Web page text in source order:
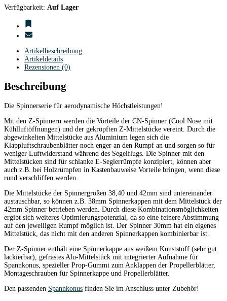
Verfügbarkeit: Auf Lager
Artikelbeschreibung
Artikeldetails
Rezensionen (0)
Beschreibung
Die Spinnerserie für aerodynamische Höchstleistungen!
Mit den Z-Spinnern werden die Vorteile der CN-Spinner (Cool Nose mit
Kühlluftöffnungen) und der gekröpften Z-Mittelstücke vereint. Durch die
abgewinkelten Mittelstücke aus Aluminium legen sich die
Klappluftschraubenblätter noch enger an den Rumpf an und sorgen so für
weniger Luftwiderstand während des Segelflugs. Die Spinner mit den
Mittelstücken sind für schlanke E-Seglerrümpfe konzipiert, können aber
auch z.B. bei Holzrümpfen in Kastenbauweise Vorteile bringen, wenn diese
rund verschliffen werden.
Die Mittelstücke der Spinnergrößen 38,40 und 42mm sind untereinander
austauschbar, so können z.B. 38mm Spinnerkappen mit dem Mittelstück der
42mm Spinner betrieben werden. Durch diese Kombinationsmöglichkeiten
ergibt sich weiteres Optimierungspotenzial, da so eine feinere Abstimmung
auf den jeweiligen Rumpf möglich ist. Der Spinner 30mm hat ein eigenes
Mittelstück, das nicht mit den anderen Spinnerkappen kombinierbar ist.
Der Z-Spinner enthält eine Spinnerkappe aus weißem Kunststoff (sehr gut
lackierbar), gefrästes Alu-Mittelstück mit integrierter Aufnahme für
Spannkonus, spezieller Prop-Gummi zum Anklappen der Propellerblätter,
Montageschrauben für Spinnerkappe und Propellerblätter.
Den passenden Spannkonus finden Sie im Anschluss unter Zubehör!